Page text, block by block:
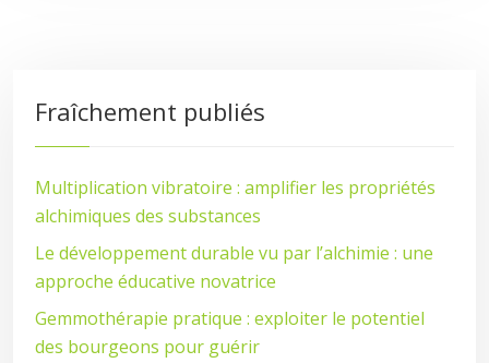
Fraîchement publiés
Multiplication vibratoire : amplifier les propriétés
alchimiques des substances
Le développement durable vu par l’alchimie : une
approche éducative novatrice
Gemmothérapie pratique : exploiter le potentiel
des bourgeons pour guérir